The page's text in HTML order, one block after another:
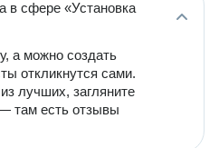
в сфере «Установка
а можно создать
откликнутся сами.
лучших, загляните
там есть отзывы